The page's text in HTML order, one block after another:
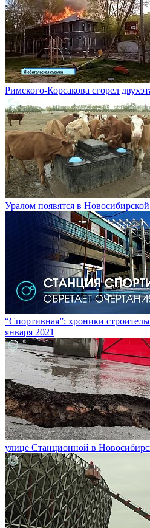
Римского-Корсакова сгорел
Уралом появятся в Новосибирской
“Спортивная”: хроники
января 2021
улице Станционной в